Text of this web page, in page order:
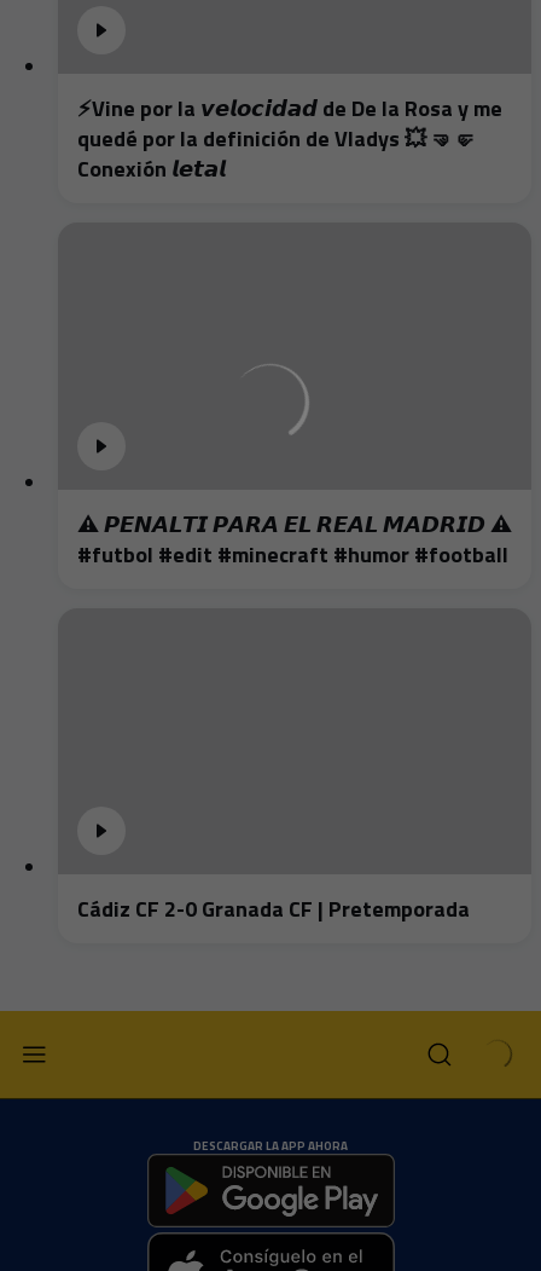
⚡️Vine por la 𝙫𝙚𝙡𝙤𝙘𝙞𝙙𝙖𝙙 de De la Rosa y me
quedé por la definición de Vladys 💥 🤜🤛
Conexión 𝙡𝙚𝙩𝙖𝙡
⚠️ 𝙋𝙀𝙉𝘼𝙇𝙏𝙄 𝙋𝘼𝙍𝘼 𝙀𝙇 𝙍𝙀𝘼𝙇 𝙈𝘼𝘿𝙍𝙄𝘿 ⚠️
#futbol #edit #minecraft #humor #football
Cádiz CF 2-0 Granada CF | Pretemporada
DESCARGAR LA APP AHORA